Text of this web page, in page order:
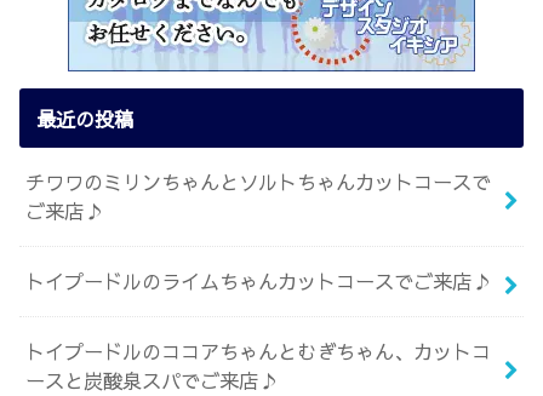
最近の投稿
チワワのミリンちゃんとソルトちゃんカットコースで
ご来店♪
トイプードルのライムちゃんカットコースでご来店♪
トイプードルのココアちゃんとむぎちゃん、カットコ
ースと炭酸泉スパでご来店♪